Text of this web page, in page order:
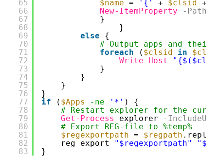
65
66
67
68
69
70
71
72
73
74
75
76
77
78
79
80
81
82
83
$name = '{' + $clsid +
New-ItemProperty
-Path
}
}
else
{
# Output apps
foreach
( $clsid in
Write-Host
}
}
}
}
if
( $Apps -ne '*' ) {
# Restart explorer for the
Get-Process
explorer
-
# Export REG-file to %temp%
$regexportpath = $regpath
reg export "$regexportpath"
}